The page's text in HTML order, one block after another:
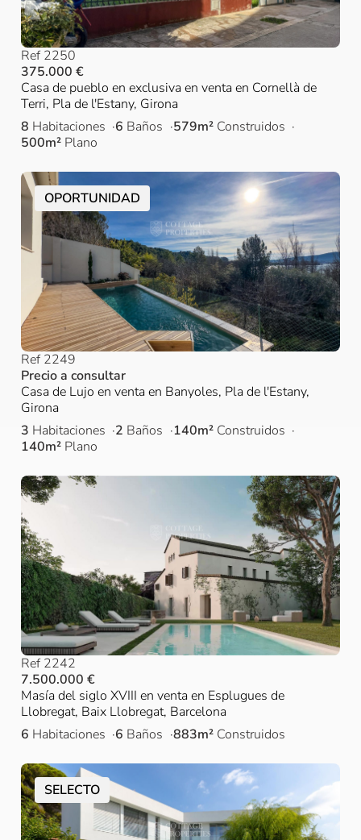
Ref 2250
375.000 €
Casa de pueblo en exclusiva en venta en Cornellà de
Terri, Pla de l'Estany, Girona
8 Habitaciones 6 Baños 579m² Construidos
500m² Plano
OPORTUNIDAD
Ref 2249
Precio a consultar
Casa de Lujo en venta en Banyoles, Pla de l'Estany,
Girona
3 Habitaciones 2 Baños 140m² Construidos
140m² Plano
Ref 2242
7.500.000 €
Masía del siglo XVIII en venta en Esplugues de
Llobregat, Baix Llobregat, Barcelona
6 Habitaciones 6 Baños 883m² Construidos
SELECTO